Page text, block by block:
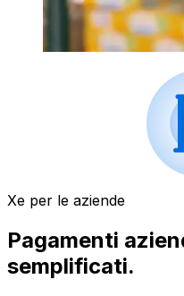
Xe per le aziende
Pagamenti
semplificati.